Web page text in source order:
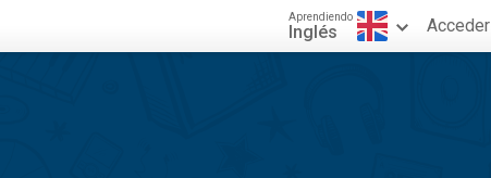
Aprendiendo
Inglés Acceder